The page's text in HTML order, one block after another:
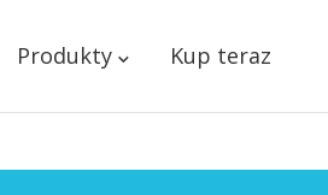
Produkty Kup teraz